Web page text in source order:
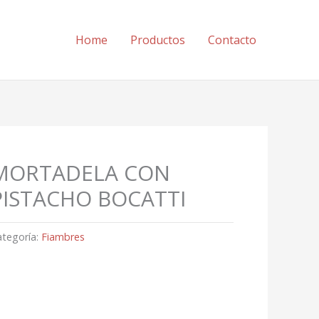
Home Productos Contacto
CON
BOCATTI
Fiambres